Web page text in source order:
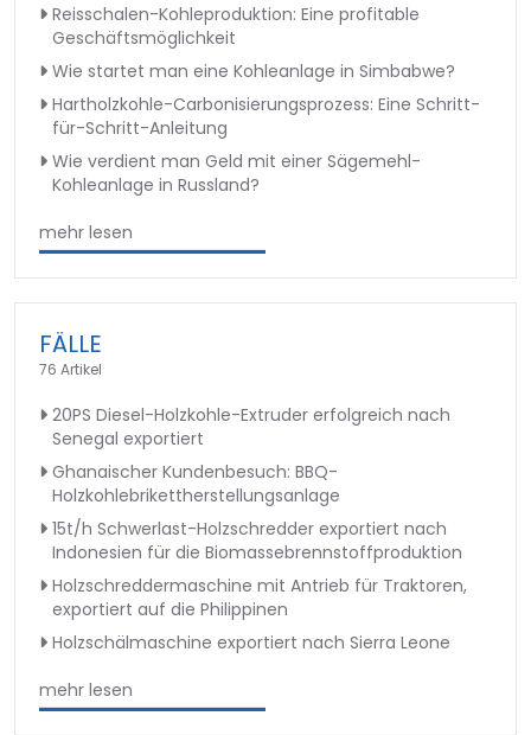
Reisschalen-Kohleproduktion: Eine profitable
Geschäftsmöglichkeit
Wie startet man eine Kohleanlage in Simbabwe?
Hartholzkohle-Carbonisierungsprozess: Eine Schritt-
für-Schritt-Anleitung
Wie verdient man Geld mit einer Sägemehl-
Kohleanlage in Russland?
mehr lesen
FÄLLE
76 Artikel
20PS Diesel-Holzkohle-Extruder erfolgreich nach
Senegal exportiert
Ghanaischer Kundenbesuch: BBQ-
Holzkohlebrikettherstellungsanlage
15t/h Schwerlast-Holzschredder exportiert nach
Indonesien für die Biomassebrennstoffproduktion
Holzschreddermaschine mit Antrieb für Traktoren,
exportiert auf die Philippinen
Holzschälmaschine exportiert nach Sierra Leone
mehr lesen